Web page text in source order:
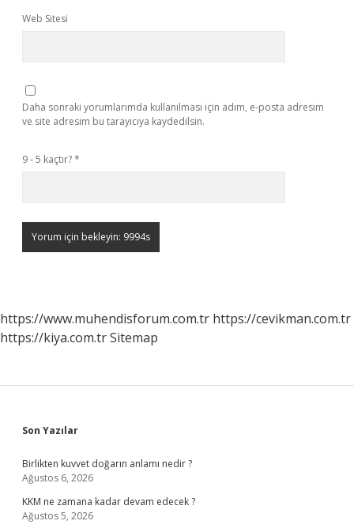
Web Sitesi
Daha sonraki yorumlarımda kullanılması için adım, e-posta adresim
ve site adresim bu tarayıcıya kaydedilsin.
9 - 5 kaçtır?*
https://www.muhendisforum.com.tr https://cevikman.com.tr
https://kiya.com.trSitemap
Sidebar
Son Yazılar
Birlikten kuvvet doğarın anlamı nedir ?
Ağustos 6, 2026
KKM ne zamana kadar devam edecek ?
Ağustos 5, 2026